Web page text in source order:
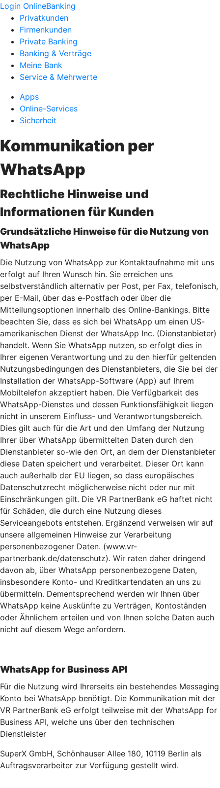
Login OnlineBanking
Privatkunden
Firmenkunden
Private Banking
Banking & Verträge
Meine Bank
Service & Mehrwerte
Apps
Online-Services
Sicherheit
Kommunikation per
WhatsApp
Rechtliche Hinweise und
Informationen für Kunden
Grundsätzliche Hinweise für die Nutzung von
WhatsApp
Die Nutzung von WhatsApp zur Kontaktaufnahme mit uns
erfolgt auf Ihren Wunsch hin. Sie erreichen uns
selbstverständlich alternativ per Post, per Fax, telefonisch,
per E-Mail, über das e-Postfach oder über die
Mitteilungsoptionen innerhalb des Online-Bankings. Bitte
beachten Sie, dass es sich bei WhatsApp um einen US-
amerikanischen Dienst der WhatsApp Inc. (Dienstanbieter)
handelt. Wenn Sie WhatsApp nutzen, so erfolgt dies in
Ihrer eigenen Verantwortung und zu den hierfür geltenden
Nutzungsbedingungen des Dienstanbieters, die Sie bei der
Installation der WhatsApp-Software (App) auf Ihrem
Mobiltelefon akzeptiert haben. Die Verfügbarkeit des
WhatsApp-Dienstes und dessen Funktionsfähigkeit liegen
nicht in unserem Einfluss- und Verantwortungsbereich.
Dies gilt auch für die Art und den Umfang der Nutzung
Ihrer über WhatsApp übermittelten Daten durch den
Dienstanbieter so-wie den Ort, an dem der Dienstanbieter
diese Daten speichert und verarbeitet. Dieser Ort kann
auch außerhalb der EU liegen, so dass europäisches
Datenschutzrecht möglicherweise nicht oder nur mit
Einschränkungen gilt. Die VR PartnerBank eG haftet nicht
für Schäden, die durch eine Nutzung dieses
Serviceangebots entstehen. Ergänzend verweisen wir auf
unsere allgemeinen Hinweise zur Verarbeitung
personenbezogener Daten. (www.vr-
partnerbank.de/datenschutz). Wir raten daher dringend
davon ab, über WhatsApp personenbezogene Daten,
insbesondere Konto- und Kreditkartendaten an uns zu
übermitteln. Dementsprechend werden wir Ihnen über
WhatsApp keine Auskünfte zu Verträgen, Kontoständen
oder Ähnlichem erteilen und von Ihnen solche Daten auch
nicht auf diesem Wege anfordern.
WhatsApp for Business API
Für die Nutzung wird Ihrerseits ein bestehendes Messaging
Konto bei WhatsApp benötigt. Die Kommunikation mit der
VR PartnerBank eG erfolgt teilweise mit der WhatsApp for
Business API, welche uns über den technischen
Dienstleister
SuperX GmbH, Schönhauser Allee 180, 10119 Berlin als
Auftragsverarbeiter zur Verfügung gestellt wird.